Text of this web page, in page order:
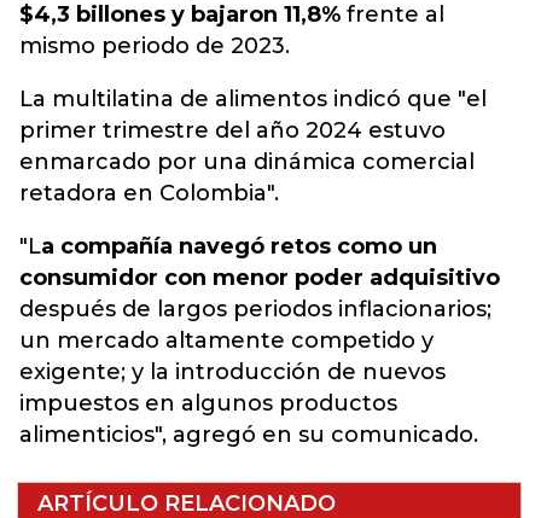
$4,3 billones y bajaron 11,8% frente al
mismo periodo de 2023.
La multilatina de alimentos indicó que "el
primer trimestre del año 2024 estuvo
enmarcado por una dinámica comercial
retadora en Colombia".
"La compañía navegó retos como un
consumidor con menor poder adquisitivo
después de largos periodos inflacionarios;
un mercado altamente competido y
exigente; y la introducción de nuevos
impuestos en algunos productos
alimenticios", agregó en su comunicado.
ARTÍCULO RELACIONADO